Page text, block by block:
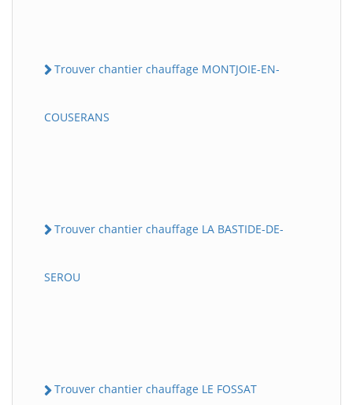
Trouver chantier chauffage MONTJOIE-EN-
COUSERANS
Trouver chantier chauffage LA BASTIDE-DE-
SEROU
Trouver chantier chauffage LE FOSSAT